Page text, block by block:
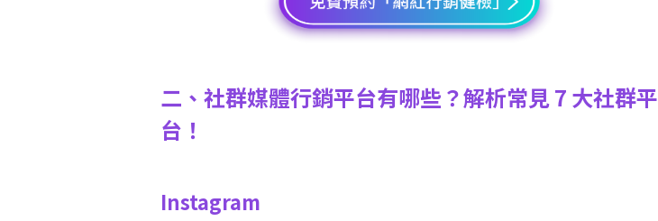
二、社群媒體行銷平台有哪些？解析常見 7 大社群平
台！
Instagram